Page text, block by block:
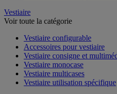
Vestiaire
Voir toute la catégorie
Vestiaire configurable
Accessoires pour vestiaire
Vestiaire consigne et
Vestiaire monocase
Vestiaire multicases
Vestiaire utilisation spécifique